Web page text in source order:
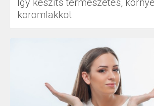
Így készíts természetes,
körömlakkot